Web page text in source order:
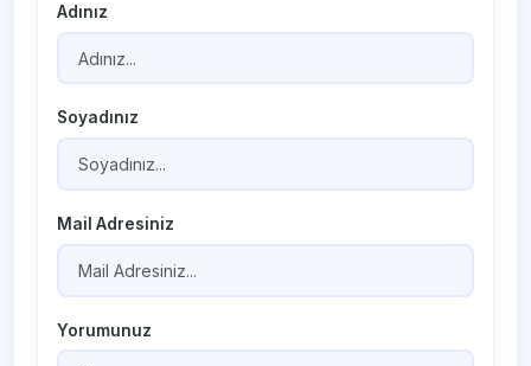
Adınız
Soyadınız
Mail Adresiniz
Yorumunuz